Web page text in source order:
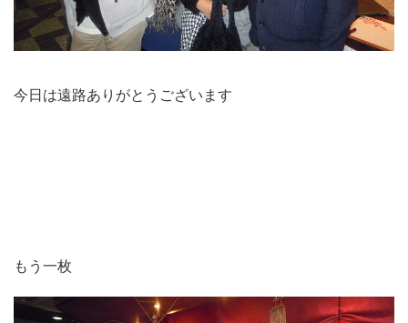
今日は遠路ありがとうございます
もう一枚